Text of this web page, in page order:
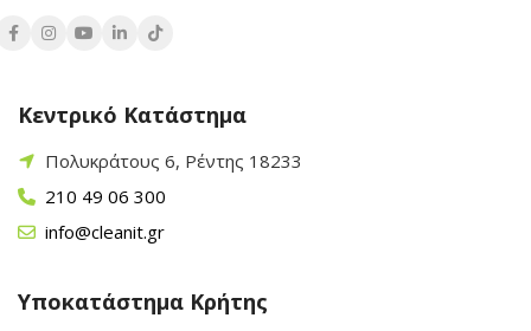
Κεντρικό Κατάστημα
Πολυκράτους 6, Ρέντης 18233
210 49 06 300
info@cleanit.gr
Υποκατάστημα Κρήτης